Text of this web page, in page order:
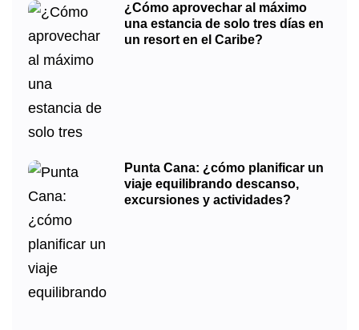
¿Cómo aprovechar al máximo
una estancia de solo tres días en
un resort en el Caribe?
Punta Cana: ¿cómo planificar un
viaje equilibrando descanso,
excursiones y actividades?